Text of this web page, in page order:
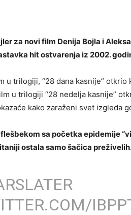
za novi film Denija Bojla i
hit ostvarenja iz 2002.
u trilogiji, “28 dana kasnije”
u trilogiji “28 nedelja kasnije”
kako zaraženi svet izgleda
sa početka epidemije
ostala samo šačica